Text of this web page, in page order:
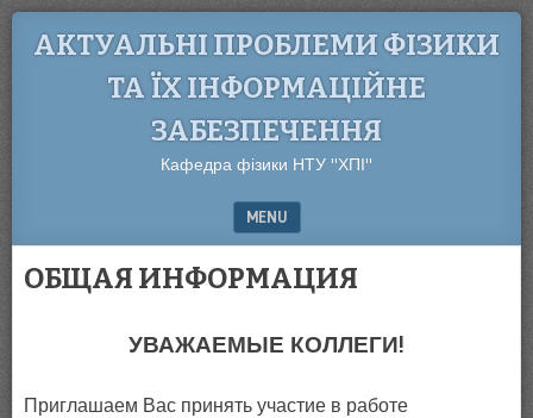
АКТУАЛЬНІ ПРОБЛЕМИ ФІЗИКИ
ТА ЇХ ІНФОРМАЦІЙНЕ
ЗАБЕЗПЕЧЕННЯ
Кафедра фізики НТУ "ХПІ"
MENU
ОБЩАЯ ИНФОРМАЦИЯ
УВАЖАЕМЫЕ КОЛЛЕГИ!
Приглашаем Вас принять участие в работе